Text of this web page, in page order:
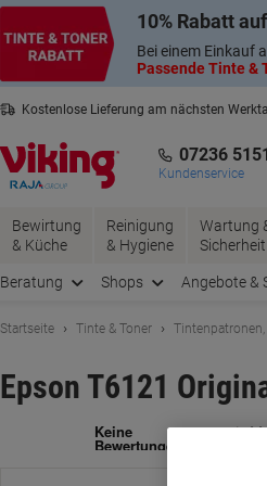
10% Rabatt
Bei einem Einkauf
Passende Tinte &
Kostenlose Lieferung am nächsten
07236
Kundenservice
Bewirtung
& Küche
Reinigung
& Hygiene
Wartung
Sicherheit
Beratung Shops Angebote &
Startseite Tinte & Toner
Epson T6121